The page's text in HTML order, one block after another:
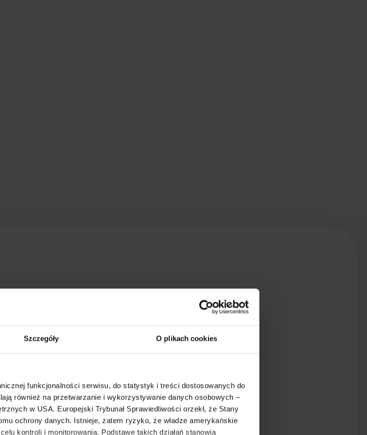
Szczegóły O plikach cookies
funkcjonalności serwisu, do statystyk i treści dostosowanych do
również na przetwarzanie i wykorzystywanie danych osobowych –
w USA. Europejski Trybunał Sprawiedliwości orzekł, że Stany
ochrony danych. Istnieje, zatem ryzyko, że władze amerykańskie
kontroli i monitorowania. Podstawę takich działań stanowią